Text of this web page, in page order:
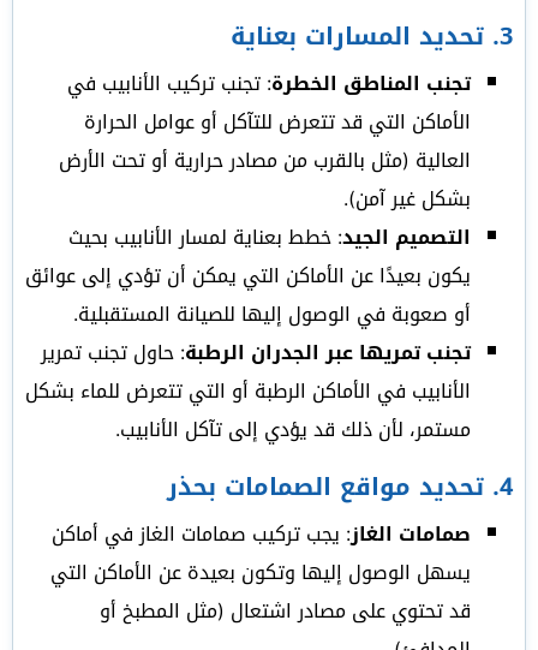
3. تحديد المسارات بعناية
تجنب المناطق الخطرة: تجنب تركيب الأنابيب في
الأماكن التي قد تتعرض للتآكل أو عوامل الحرارة
العالية (مثل بالقرب من مصادر حرارية أو تحت الأرض
بشكل غير آمن).
التصميم الجيد: خطط بعناية لمسار الأنابيب بحيث
يكون بعيدًا عن الأماكن التي يمكن أن تؤدي إلى عوائق
أو صعوبة في الوصول إليها للصيانة المستقبلية.
تجنب تمريها عبر الجدران الرطبة: حاول تجنب تمرير
الأنابيب في الأماكن الرطبة أو التي تتعرض للماء بشكل
مستمر، لأن ذلك قد يؤدي إلى تآكل الأنابيب.
4. تحديد مواقع الصمامات بحذر
صمامات الغاز: يجب تركيب صمامات الغاز في أماكن
يسهل الوصول إليها وتكون بعيدة عن الأماكن التي
قد تحتوي على مصادر اشتعال (مثل المطبخ أو